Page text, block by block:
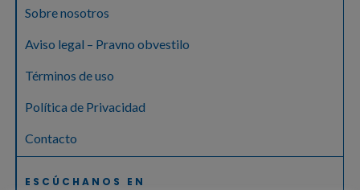
Sobre nosotros
Aviso legal – Pravno obvestilo
Términos de uso
Política de Privacidad
Contacto
ESCÚCHANOS EN